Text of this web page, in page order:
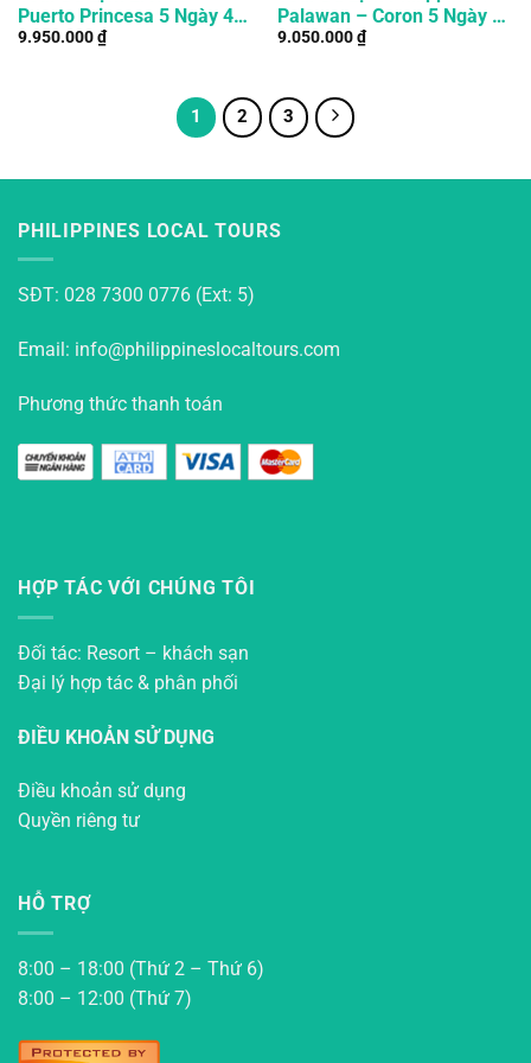
Puerto Princesa 5 Ngày 4
Đêm
9.950.000₫
Palawan – Coron 5 Ngày 4
Đêm
9.050.000₫
1 2 3
PHILIPPINES LOCAL TOURS
SĐT: 028 7300 0776 (Ext: 5)
Email: info@philippineslocaltours.com
Phương thức thanh toán
HỢP TÁC VỚI CHÚNG TÔI
Đối tác: Resort – khách sạn
Đại lý hợp tác & phân phối
ĐIỀU KHOẢN SỬ DỤNG
Điều khoản sử dụng
Quyền riêng tư
HỖ TRỢ
8:00 – 18:00 (Thứ 2 – Thứ 6)
8:00 – 12:00 (Thứ 7)